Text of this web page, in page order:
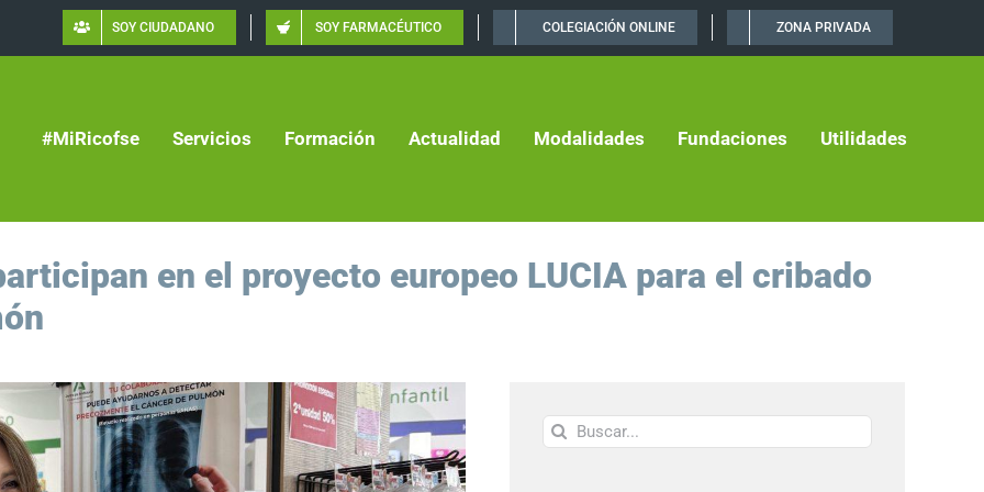
SOY CIUDADANO SOY FARMACÉUTICO COLEGIACIÓN ONLINE ZONA PRIVADA
#MiRicofse Servicios Formación Actualidad Modalidades Fundaciones Utilidades
en el proyecto europeo LUCIA para el cribado
Buscar: